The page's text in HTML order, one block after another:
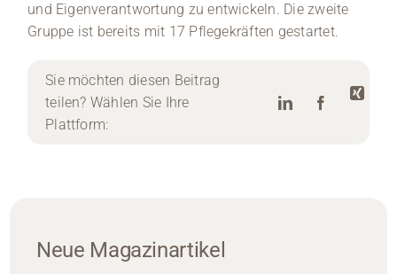
und Eigenverantwortung zu entwickeln. Die zweite
Gruppe ist bereits mit 17 Pflegekräften gestartet.
Sie möchten diesen Beitrag
teilen? Wählen Sie Ihre
Plattform:
Neue Magazinartikel